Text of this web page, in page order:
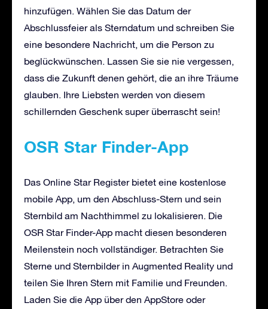
hinzufügen. Wählen Sie das Datum der
Abschlussfeier als Sterndatum und schreiben Sie
eine besondere Nachricht, um die Person zu
beglückwünschen. Lassen Sie sie nie vergessen,
dass die Zukunft denen gehört, die an ihre Träume
glauben. Ihre Liebsten werden von diesem
schillernden Geschenk super überrascht sein!
OSR Star Finder-App
Das Online Star Register bietet eine kostenlose
mobile App, um den Abschluss-Stern und sein
Sternbild am Nachthimmel zu lokalisieren. Die
OSR Star Finder-App macht diesen besonderen
Meilenstein noch vollständiger. Betrachten Sie
Sterne und Sternbilder in Augmented Reality und
teilen Sie Ihren Stern mit Familie und Freunden.
Laden Sie die App über den AppStore oder